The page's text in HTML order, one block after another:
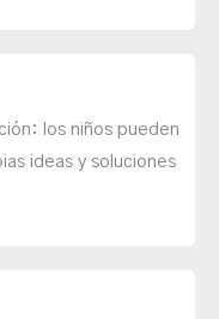
los niños pueden
ideas y soluciones